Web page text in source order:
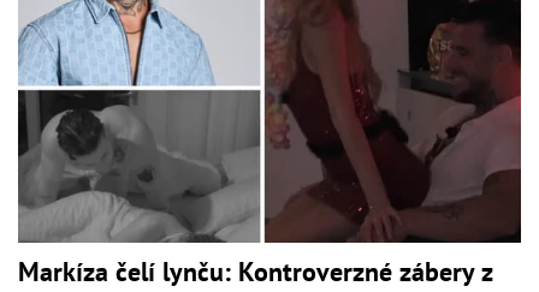
Markíza čelí lynču: Kontroverzné zábery z